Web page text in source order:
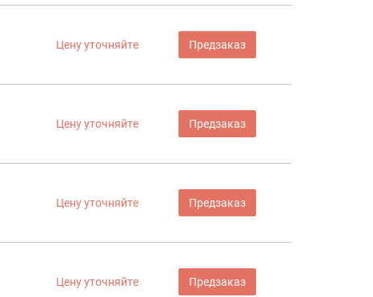
Цену уточняйте Предзаказ
Цену уточняйте Предзаказ
Цену уточняйте Предзаказ
Цену уточняйте Предзаказ